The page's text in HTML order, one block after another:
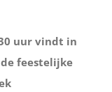
uur vindt in
de feestelijke